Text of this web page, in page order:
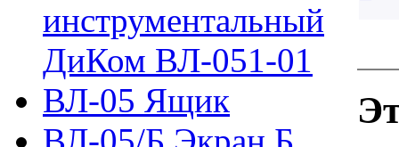
инструментальный
ДиКом ВЛ-051-01
ВЛ-05 Ящик